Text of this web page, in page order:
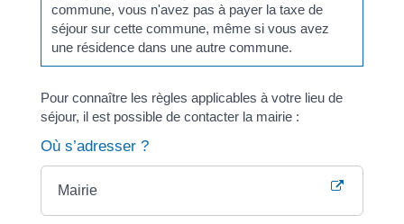
commune, vous n'avez pas à payer la taxe de
séjour sur cette commune, même si vous avez
une résidence dans une autre commune.
Pour connaître les règles applicables à votre lieu de
séjour, il est possible de contacter la mairie :
Où s’adresser ?
Mairie